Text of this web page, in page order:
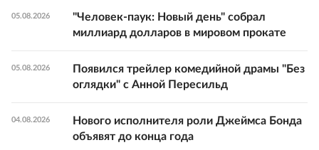
05.08.2026
"Человек-паук: Новый день" собрал
миллиард долларов в мировом прокате
05.08.2026
Появился трейлер комедийной драмы "Без
оглядки" с Анной Пересильд
04.08.2026
Нового исполнителя роли Джеймса Бонда
объявят до конца года